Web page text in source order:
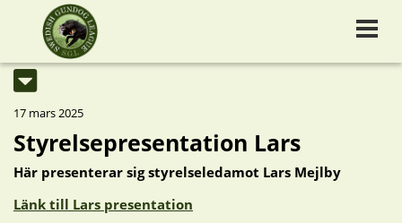
17 mars 2025
Styrelsepresentation Lars
Här presenterar sig styrelseledamot Lars Mejlby
Länk till Lars presentation